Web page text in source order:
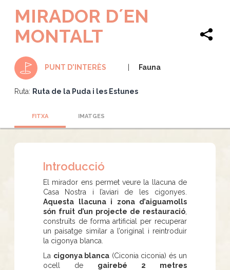
MIRADOR D´EN
MONTALT
PUNT D'INTERÈS Fauna
Ruta: Ruta de la Puda i les Estunes
FITXA IMATGES
Introducció
El mirador ens permet veure la llacuna de
Casa Nostra i l’aviari de les cigonyes.
Aquesta llacuna i zona d’aiguamolls
són fruit d’un projecte de restauració
construïts de forma artificial per recuperar
un paisatge similar a l’original i reintroduir
la cigonya blanca.
La cigonya blanca (Ciconia ciconia) és un
ocell de gairebé 2 metres